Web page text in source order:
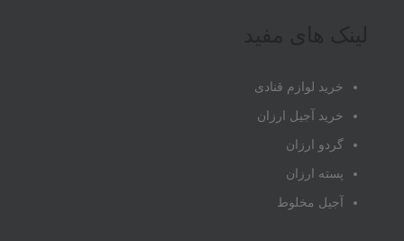
خرید لوازم قنادی
خرید آجیل ارزان
گردو ارزان
پسته ارزان
آجیل مخلوط